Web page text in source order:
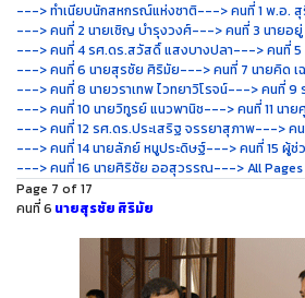
---> ทำเนียบนักสหกรณ์แห่งชาติ---> คนที่ 1 พ.อ. สุ
---> คนที่ 2 นายเชิญ บำรุงวงศ์---> คนที่ 3 นายอยู่
---> คนที่ 4 รศ.ดร.สวัสดิ์ แสงบางปลา---> คนที่ 5
---> คนที่ 6 นายสุรชัย ศิริมัย---> คนที่ 7 นายคิด
---> คนที่ 8 นายวราเทพ ไวทยาวิโรจน์---> คนที่ 9
---> คนที่ 10 นายวิทูรย์ แนวพานิช---> คนที่ 11 นา
---> คนที่ 12 รศ.ดร.ประเสริฐ จรรยาสุภาพ---> คน
---> คนที่ 14 นายลัภย์ หนูประดิษฐ์---> คนที่ 15 ผู้ช่
---> คนที่ 16 นายศิริชัย ออสุวรรณ---> All Pages
Page 7 of 17
คนที่ 6 นายสุรชัย ศิริมัย